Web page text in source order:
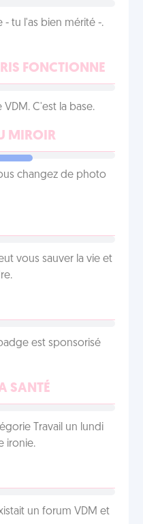
tu l'as bien mérité -.
FONCTIONNE
C'est la base.
MIROIR
changez de photo
vous sauver la vie et
est sponsorisé
SANTÉ
Travail un lundi
ironie.
un forum VDM et